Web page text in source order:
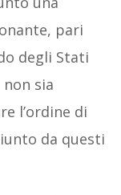
pari
degli Stati
sia
l’ordine di
da questi